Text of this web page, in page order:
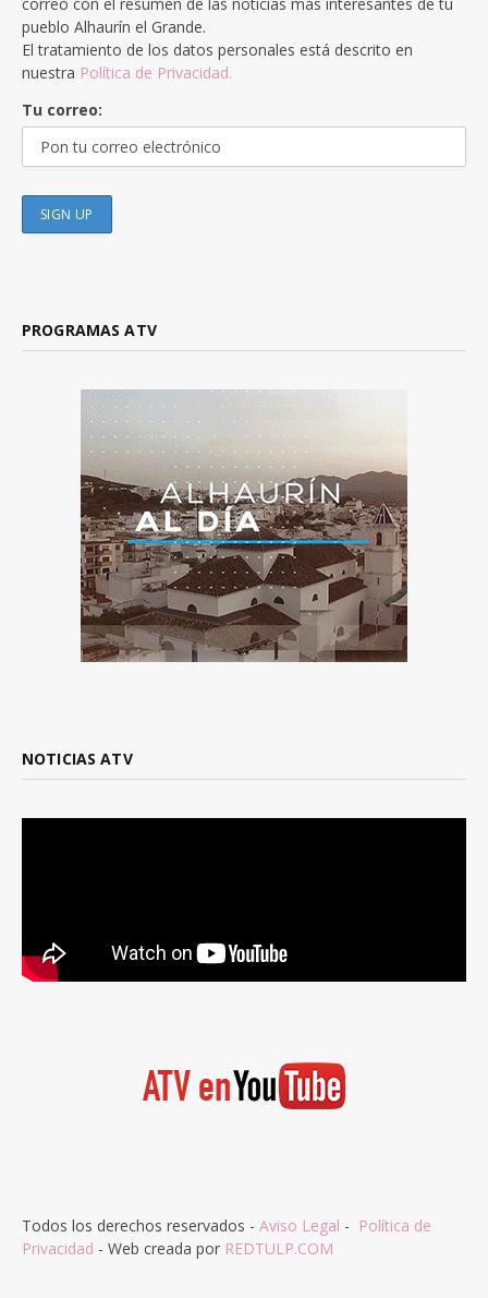
pueblo Alhaurín el Grande.
El tratamiento de los datos personales está descrito en
nuestra Política de Privacidad.
Tu correo:
PROGRAMAS ATV
NOTICIAS ATV
Todos los derechos reservados - Aviso Legal - Política de
Privacidad - Web creada por REDTULP.COM